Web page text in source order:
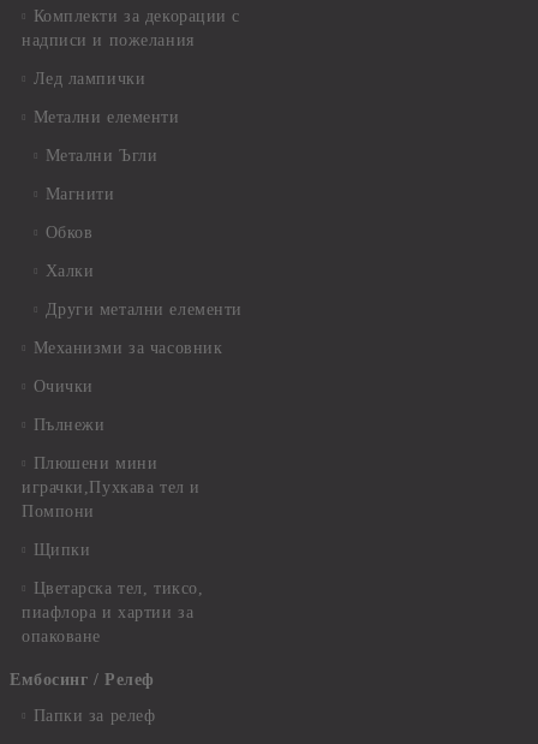
Комплекти за декорации с
надписи и пожелания
Лед лампички
Метални елементи
Метални Ъгли
Магнити
Обков
Халки
Други метални елементи
Механизми за часовник
Очички
Пълнежи
Плюшени мини
играчки,Пухкава тел и
Помпони
Щипки
Цветарска тел, тиксо,
пиафлора и хартии за
опаковане
Ембосинг / Релеф
Папки за релеф